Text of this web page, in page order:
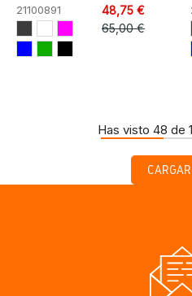
21100891
48,75 €
65,00 €
Has visto 48 de